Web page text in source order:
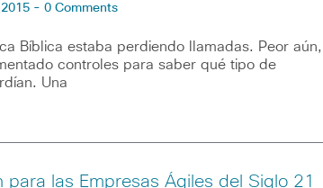
2015 - 0 Comments
Bíblica estaba perdiendo llamadas. Peor aún,
controles para saber qué tipo de
Una
para las Empresas Ágiles del Siglo 21